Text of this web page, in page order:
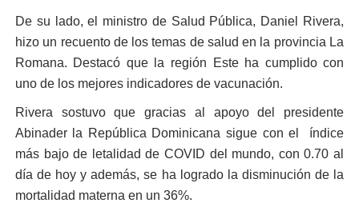
De su lado, el ministro de Salud Pública, Daniel Rivera,
hizo un recuento de los temas de salud en la provincia La
Romana. Destacó que la región Este ha cumplido con
uno de los mejores indicadores de vacunación.
Rivera sostuvo que gracias al apoyo del presidente
Abinader la República Dominicana sigue con el índice
más bajo de letalidad de COVID del mundo, con 0.70 al
día de hoy y además, se ha logrado la disminución de la
mortalidad materna en un 36%.